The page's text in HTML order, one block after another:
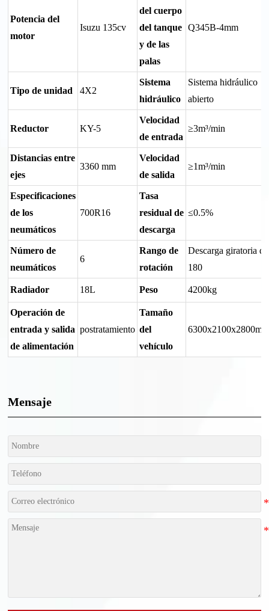
Potencia del
motor
Isuzu 135cv
del cuerpo
del tanque
y de las
palas
Q345B-4mm
Tipo de unidad 4X2
Sistema
hidráulico
Sistema hidráulico
abierto
Reductor KY-5
Velocidad
de entrada
≥3m³/min
Distancias entre
ejes
3360 mm
Velocidad
de salida
≥1m³/min
Especificaciones
de los
neumáticos
700R16
Tasa
residual de
descarga
≤0.5%
Número de
neumáticos
6
Rango de
rotación
Descarga giratoria de
180
Radiador 18L Peso 4200kg
Operación de
entrada y salida
de alimentación
postratamiento
Tamaño
del
vehículo
Mensaje